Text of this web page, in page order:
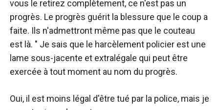
vous le retirez complètement, ce n'est pas un
progrès. Le progrès guérit la blessure que le coup a
faite. Ils n'admettront même pas que le couteau
est là. " Je sais que le harcèlement policier est une
lame sous-jacente et extralégale qui peut être
exercée à tout moment au nom du progrès.
Oui, il est moins légal d'être tué par la police, mais je